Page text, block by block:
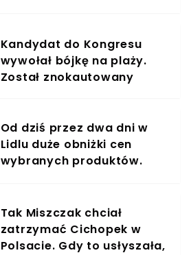
Kandydat do Kongresu
wywołał bójkę na plaży.
Został znokautowany
Od dziś przez dwa dni w
Lidlu duże obniżki cen
wybranych produktów.
Tak Miszczak chciał
zatrzymać Cichopek w
Polsacie. Gdy to usłyszała,